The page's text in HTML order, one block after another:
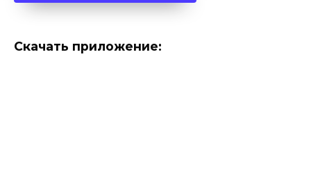
Скачать приложение: